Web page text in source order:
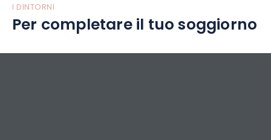
I DINTORNI
Per completare il tuo soggiorno